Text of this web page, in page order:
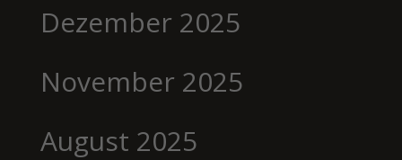
Dezember 2025
November 2025
August 2025